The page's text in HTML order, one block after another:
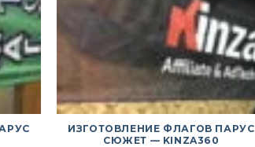
ИЗГОТОВЛЕНИЕ ФЛАГОВ ПАРУС
СЮЖЕТ — KINZA360